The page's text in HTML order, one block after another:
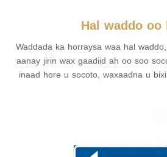
Hal waddo oo
Waddada ka horraysa waa hal
aanay jirin wax gaadiid ah oo soo
inaad hore u socoto, waxaadna u